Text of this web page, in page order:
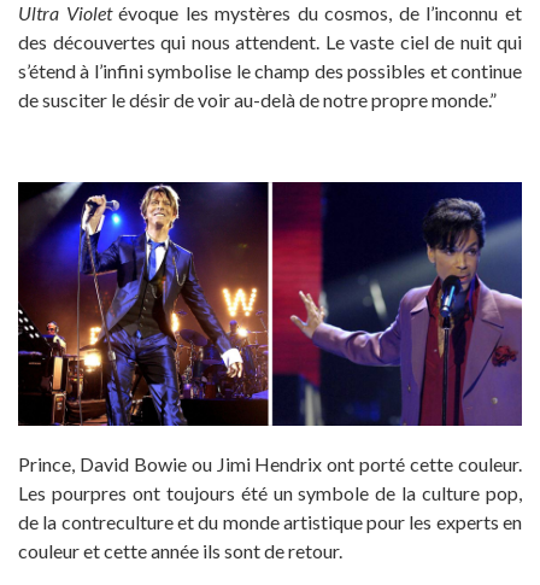
Ultra Violetévoque les mystères du cosmos, de l’inconnu et
des découvertes qui nous attendent. Le vaste ciel de nuit qui
s’étend à l’infini symbolise le champ des possibles et continue
de susciter le désir de voir au-delà de notre propre monde.”
Prince, David Bowie ou Jimi Hendrix ont porté cette couleur.
Les pourpres ont toujours été un symbole de la culture pop,
de la contreculture et du monde artistique pour les experts en
couleur et cette année ils sont de retour.